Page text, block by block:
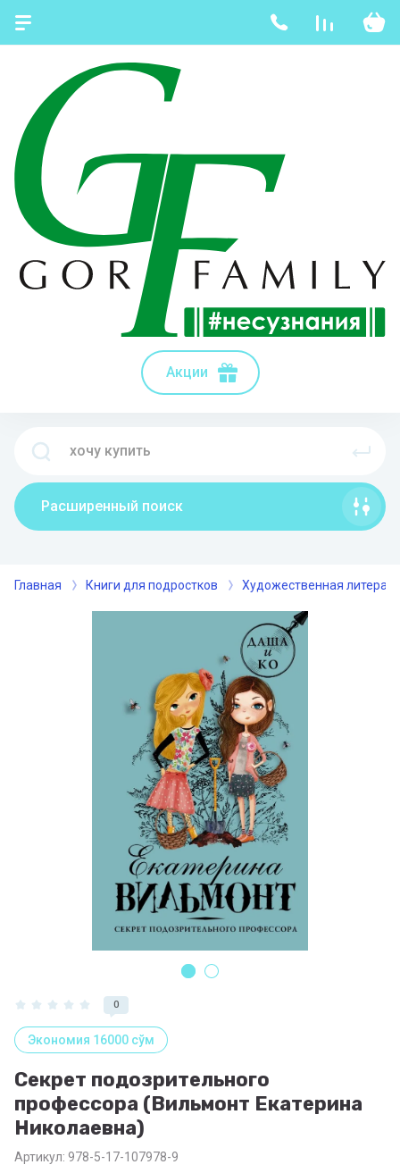
Акции
Расширенный поиск
Главная Книги для подростков Художественная
0
Экономия 16000 сўм
Секрет подозрительного
профессора (Вильмонт Екатерина
Николаевна)
Артикул: 978-5-17-107978-9